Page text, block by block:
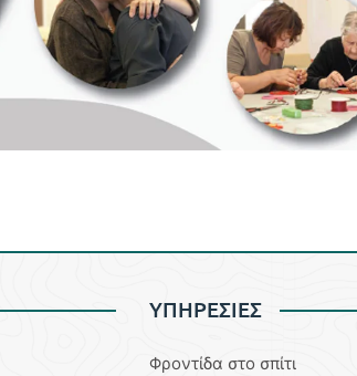
YΠΗΡΕΣΙΕΣ
Φροντίδα στο σπίτι